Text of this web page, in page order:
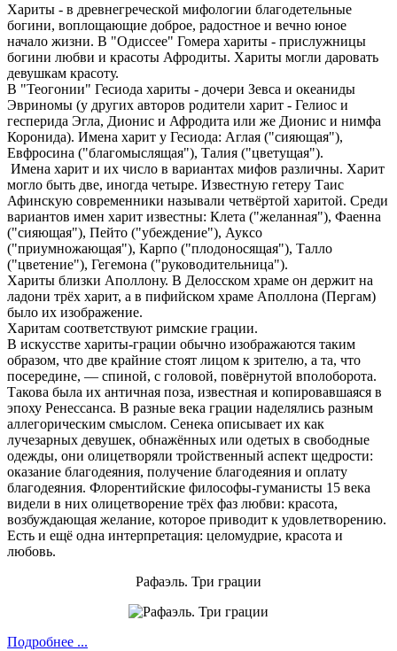
Хариты - в древнегреческой мифологии благодетельные
богини, воплощающие доброе, радостное и вечно юное
начало жизни. В "Одиссее" Гомера хариты - прислужницы
богини любви и красоты Афродиты. Хариты могли даровать
девушкам красоту.
В "Теогонии" Гесиода хариты - дочери Зевса и океаниды
Эвриномы (у других авторов родители харит - Гелиос и
гесперида Эгла, Дионис и Афродита или же Дионис и нимфа
Коронида). Имена харит у Гесиода: Аглая ("сияющая"),
Евфросина ("благомыслящая"), Талия ("цветущая").
Имена харит и их число в вариантах мифов различны. Харит
могло быть две, иногда четыре. Известную гетеру Таис
Афинскую современники называли четвёртой харитой. Среди
вариантов имен харит известны: Клета ("желанная"), Фаенна
("сияющая"), Пейто ("убеждение"), Ауксо
("приумножающая"), Карпо ("плодоносящая"), Талло
("цветение"), Гегемона ("руководительница").
Xариты близки Аполлону. В Делосском храме он держит на
ладони трёх харит, а в пифийском храме Аполлона (Пергам)
было их изображение.
Харитам соответствуют римские грации.
В искусстве хариты-грации обычно изображаются таким
образом, что две крайние стоят лицом к зрителю, а та, что
посередине, — спиной, с головой, повёрнутой вполоборота.
Такова была их античная поза, известная и копировавшаяся в
эпоху Ренессанса. В разные века грации наделялись разным
аллегорическим смыслом. Сенека описывает их как
лучезарных девушек, обнажённых или одетых в свободные
одежды, они олицетворяли тройственный аспект щедрости:
оказание благодеяния, получение благодеяния и оплату
благодеяния. Флорентийские философы-гуманисты 15 века
видели в них олицетворение трёх фаз любви: красота,
возбуждающая желание, которое приводит к удовлетворению.
Есть и ещё одна интерпретация: целомудрие, красота и
любовь.
Рафаэль. Три грации
Подробнее ...